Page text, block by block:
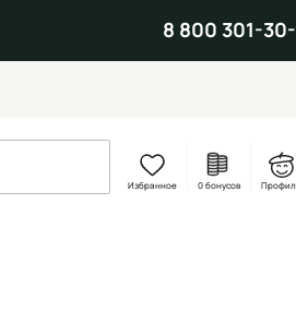
8 800 301-
Избранное 0 бонусов